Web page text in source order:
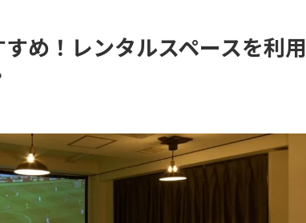
め！レンタルスペースを利用